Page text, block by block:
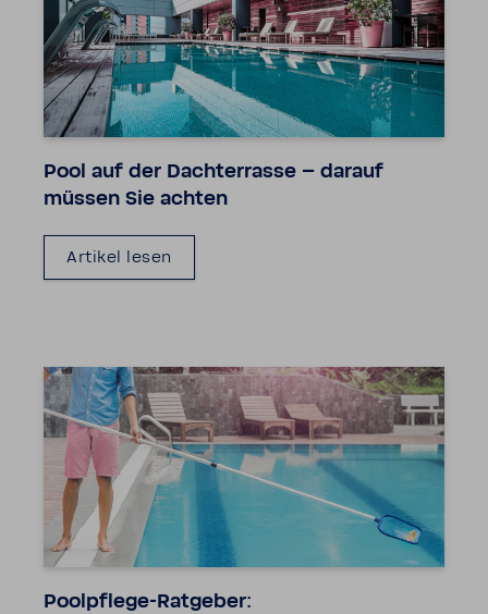
Pool auf der Dach­ter­rasse – darauf
müssen Sie achten
Artikel lesen
Poolpflege-​Ratgeber: